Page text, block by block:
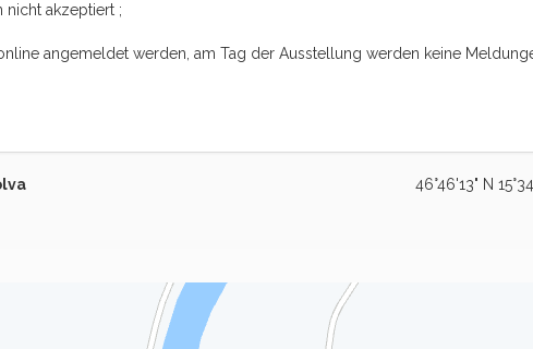
nicht akzeptiert ;
angemeldet werden, am Tag der Ausstellung werden keine
46°46'13" N